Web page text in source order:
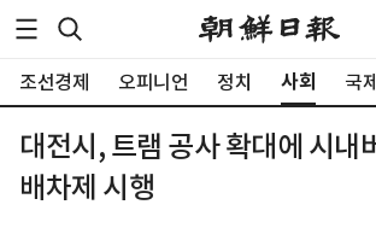
조선경제 오피니언 정치 사회 국
대전시, 트램 공사 확대에 시내
배차제 시행